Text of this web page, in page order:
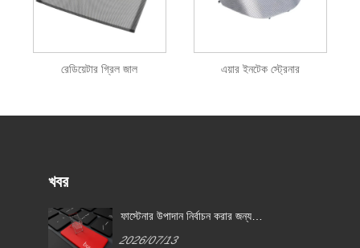
রেডিয়েটার গ্রিল জাল এয়ার ইনটেক স্ট্রেনার
খবর
ফাস্টেনার উপাদান নির্বাচন করার জন্য
2026/07/13